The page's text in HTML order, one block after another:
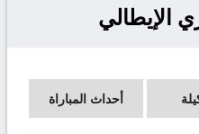
الإيطالي
أحداث المباراة